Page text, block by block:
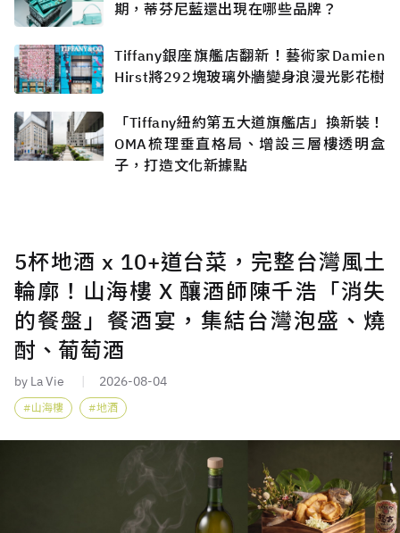
期，蒂芬尼藍還出現在哪些品牌？
Tiffany銀座旗艦店翻新！藝術家Damien
Hirst將292塊玻璃外牆變身浪漫光影花樹
「Tiffany紐約第五大道旗艦店」換新裝！
OMA梳理垂直格局、增設三層樓透明盒
子，打造文化新據點
5杯地酒 x 10+道台菜，完整台灣風土
輪廓！山海樓 X 釀酒師陳千浩「消失
的餐盤」餐酒宴，集結台灣泡盛、燒
酎、葡萄酒
by La Vie 2026-08-04
山海樓 地酒